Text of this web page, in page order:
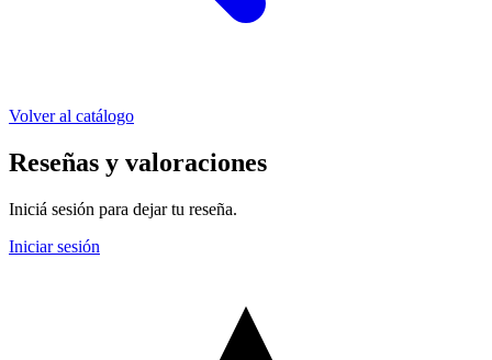
Volver al catálogo
Reseñas y valoraciones
Iniciá sesión para dejar tu reseña.
Iniciar sesión